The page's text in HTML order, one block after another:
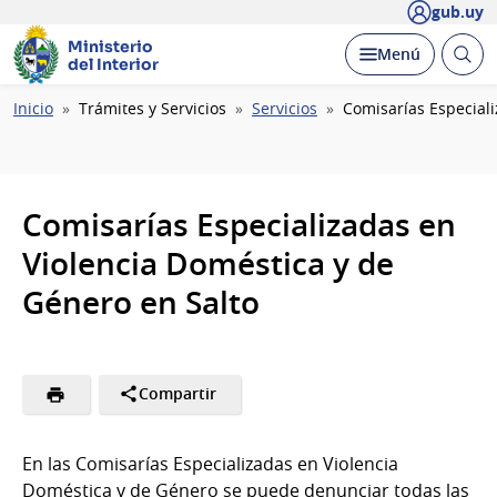
gub.uy
Ministerio
del Interior
Desplegar
Menú Abrir
Ruta
Inicio Trámites y Servicios Servicios Comisarías
Comisarías Especializadas en
Violencia Doméstica y de
Género en Salto
Compartir
En las Comisarías Especializadas en Violencia
Doméstica y de Género se puede denunciar todas las